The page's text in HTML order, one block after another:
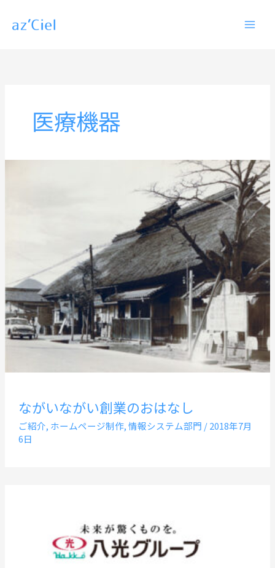
医療機器
ながいながい創業のおはなし
ご紹介, ホームページ制作,情報システム部門 /2018年7月
6日